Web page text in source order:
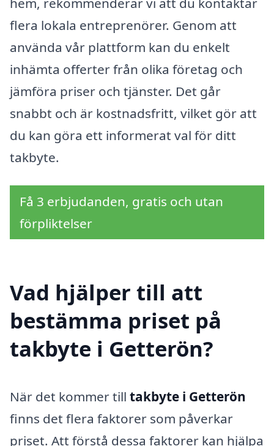
flera lokala entreprenörer. Genom att
använda vår plattform kan du enkelt
inhämta offerter från olika företag och
jämföra priser och tjänster. Det går
snabbt och är kostnadsfritt, vilket gör att
du kan göra ett informerat val för ditt
takbyte.
Få 3 erbjudanden, gratis och utan
förpliktelser
Vad hjälper till att
bestämma priset på
takbyte i Getterön?
När det kommer till takbyte i Getterön
finns det flera faktorer som påverkar
priset. Att förstå dessa faktorer kan hjälpa